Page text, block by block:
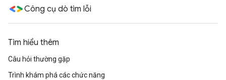
Công cụ dò tìm lỗi
Tìm hiểu thêm
Câu hỏi thường gặp
Trình khám phá các chức năng